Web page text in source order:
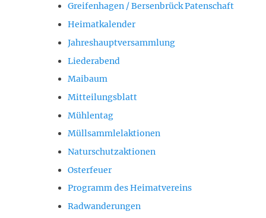
Greifenhagen / Bersenbrück Patenschaft
Heimatkalender
Jahreshauptversammlung
Liederabend
Maibaum
Mitteilungsblatt
Mühlentag
Müllsammlelaktionen
Naturschutzaktionen
Osterfeuer
Programm des Heimatvereins
Radwanderungen